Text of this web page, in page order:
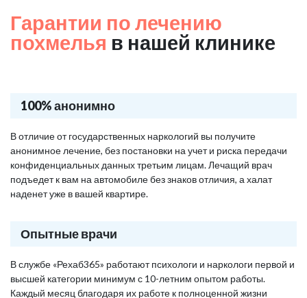
Гарантии по лечению
похмелья в нашей клинике
100% анонимно
В отличие от государственных наркологий вы получите
анонимное лечение, без постановки на учет и риска передачи
конфиденциальных данных третьим лицам. Лечащий врач
подъедет к вам на автомобиле без знаков отличия, а халат
наденет уже в вашей квартире.
Опытные врачи
В службе «Рехаб365» работают психологи и наркологи первой и
высшей категории минимум с 10-летним опытом работы.
Каждый месяц благодаря их работе к полноценной жизни